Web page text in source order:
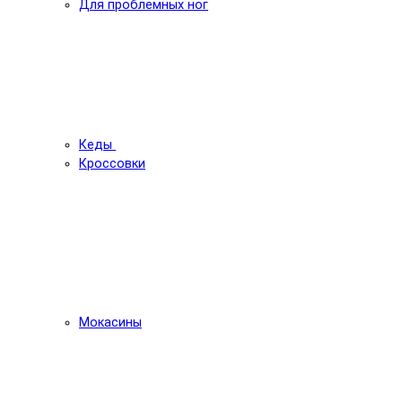
Для проблемных ног
Кеды
Кроссовки
Мокасины